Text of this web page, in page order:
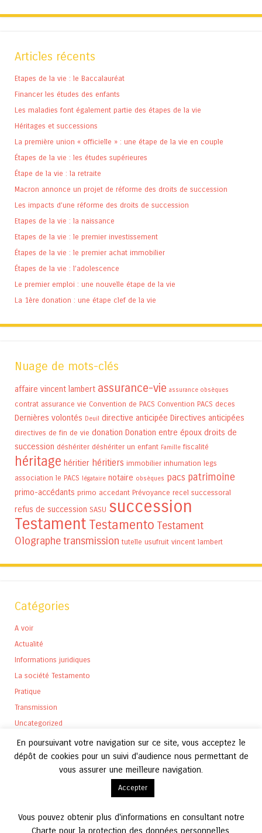
Articles récents
Etapes de la vie : le Baccalauréat
Financer les études des enfants
Les maladies font également partie des étapes de la vie
Héritages et successions
La première union « officielle » : une étape de la vie en couple
Étapes de la vie : les études supérieures
Étape de la vie : la retraite
Macron annonce un projet de réforme des droits de succession
Les impacts d’une réforme des droits de succession
Etapes de la vie : la naissance
Etapes de la vie : le premier investissement
Étapes de la vie : le premier achat immobilier
Étapes de la vie : l’adolescence
Le premier emploi : une nouvelle étape de la vie
La 1ère donation : une étape clef de la vie
Nuage de mots-clés
affaire vincent lambert assurance-vie assurance obsèques
contrat assurance vie Convention de PACS Convention PACS deces
Dernières volontés Deuil directive anticipée Directives anticipées
directives de fin de vie donation Donation entre époux droits de
succession déshériter déshériter un enfant Famille fiscalité
héritage héritier héritiers immobilier inhumation legs
association le PACS légataire notaire obsèques pacs patrimoine
primo-accédants primo accedant Prévoyance recel successoral
refus de succession SASU succession
Testament Testamento Testament
Olographetransmission tutelle usufruit vincent lambert
Catégories
A voir
Actualité
Informations juridiques
La société Testamento
Pratique
Transmission
Uncategorized
En poursuivant votre navigation sur ce site, vous acceptez le
dépôt de cookies pour un suivi d'audience nous permettant de
vous assurer une meilleure navigation.
Accepter
Vous pouvez obtenir plus d'informations en consultant notre
Charte pour la protection des données personnelles.